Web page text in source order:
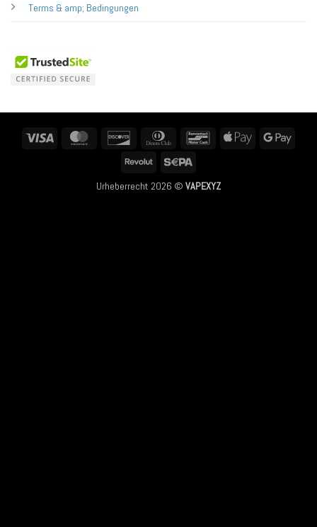
Terms & amp; Bedingungen
Visa MasterCard Discover
Dinners
BancontactApple
Revolut
Urheberrecht 2026 © VAPEXYZ